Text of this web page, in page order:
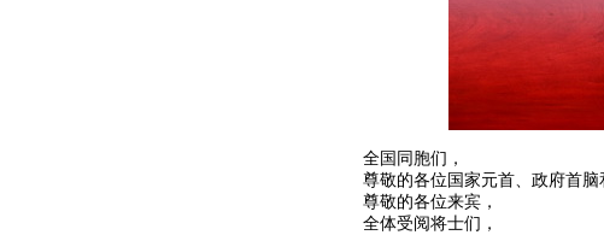
全国同胞们，
尊敬的各位国家元首、政府首脑
尊敬的各位来宾，
全体受阅将士们，